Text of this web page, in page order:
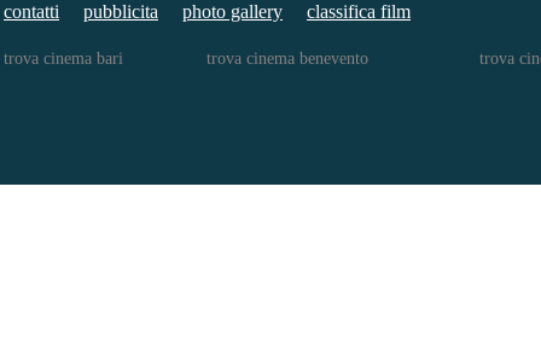
contatti pubblicita photo gallery classifica film
trova cinema bari trova cinema benevento trova